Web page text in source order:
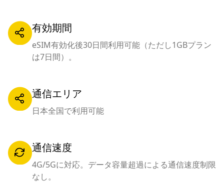
有効期間
eSIM有効化後30日間利用可能（ただし1GBプラン
は7日間）。
通信エリア
日本全国で利用可能
通信速度
4G/5Gに対応。データ容量超過による通信速度制限
なし。